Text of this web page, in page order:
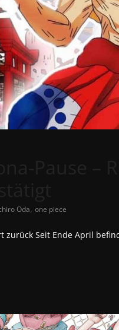
Oda, one piece
zurück Seit Ende April